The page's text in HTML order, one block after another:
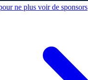
ne plus voir de sponsors